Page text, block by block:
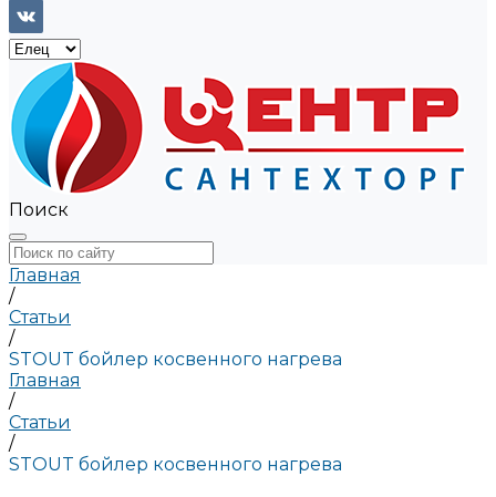
Поиск
Главная
/
Статьи
/
STOUT бойлер косвенного нагрева
Главная
/
Статьи
/
STOUT бойлер косвенного нагрева